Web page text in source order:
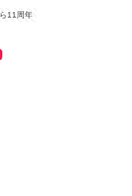
11周年